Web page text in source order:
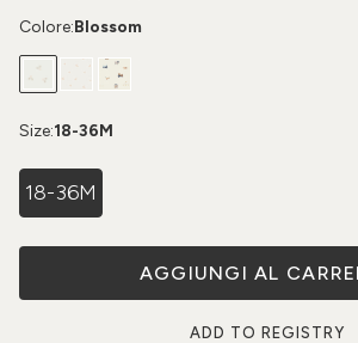
Colore:Blossom
Size:18-36M
18-36M
AGGIUNGI AL
ADD TO REGISTRY